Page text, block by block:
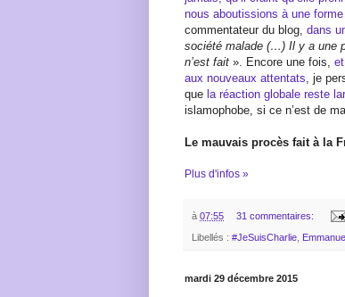
nous aboutissions à une
commentateur du blog, dans
société malade (…) Il y a une
n’est fait ». Encore une fois,
aux nouveaux attentats , je
que la réaction globale reste
islamophobe, si ce n’est de
Le mauvais procès fait à la
Plus d'infos »
à 07:55 31 commentaires:
Libellés : #JeSuisCharlie
mardi 29 décembre 2015